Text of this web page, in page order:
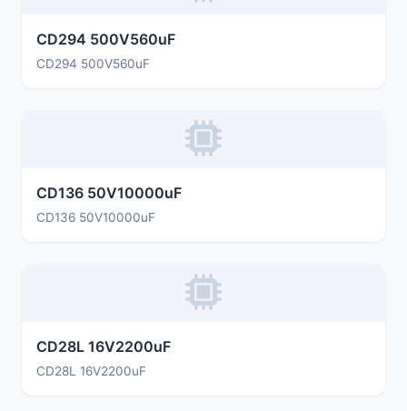
CD294 500V560uF
CD294 500V560uF
CD136 50V10000uF
CD136 50V10000uF
CD28L 16V2200uF
CD28L 16V2200uF